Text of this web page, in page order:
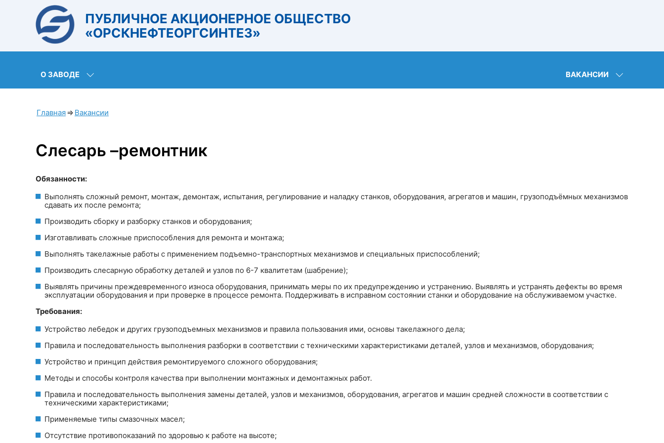
ПУБЛИЧНОЕ АКЦИОНЕРНОЕ ОБЩЕСТВО
«ОРСКНЕФТЕОРГСИНТЕЗ»
О ЗАВОДЕ ВАКАНСИИ
Главная⇒ Вакансии
Слесарь –ремонтник
Обязанности:
Выполнять сложный ремонт, монтаж, демонтаж, испытания, регулирование и наладку станков, оборудования, агрегатов и машин, грузоподъёмных механизмов
сдавать их после ремонта;
Производить сборку и разборку станков и оборудования;
Изготавливать сложные приспособления для ремонта и монтажа;
Выполнять такелажные работы с применением подъемно-транспортных механизмов и специальных приспособлений;
Производить слесарную обработку деталей и узлов по 6-7 квалитетам (шабрение);
Выявлять причины преждевременного износа оборудования, принимать меры по их предупреждению и устранению. Выявлять и устранять дефекты во время
эксплуатации оборудования и при проверке в процессе ремонта. Поддерживать в исправном состоянии станки и оборудование на обслуживаемом участке.
Требования:
Устройство лебедок и других грузоподъемных механизмов и правила пользования ими, основы такелажного дела;
Правила и последовательность выполнения разборки в соответствии с техническими характеристиками деталей, узлов и механизмов, оборудования;
Устройство и принцип действия ремонтируемого сложного оборудования;
Методы и способы контроля качества при выполнении монтажных и демонтажных работ.
Правила и последовательность выполнения замены деталей, узлов и механизмов, оборудования, агрегатов и машин средней сложности в соответствии с
техническими характеристиками;
Применяемые типы смазочных масел;
Отсутствие противопоказаний по здоровью к работе на высоте;